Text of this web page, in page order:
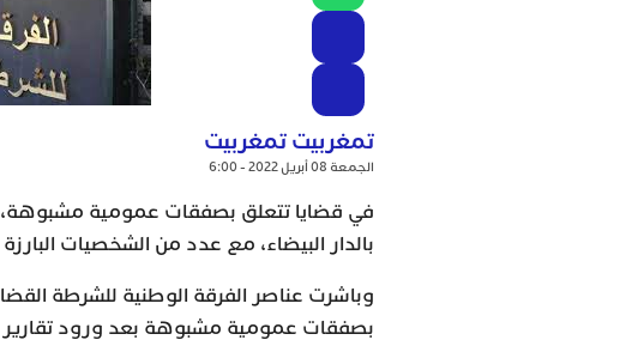
تمغربيت تمغربيت
الجمعة 08 أبريل 2022 - 6:00
في قضايا تتعلق بصفقات عمومية مشبوهة،
بالدار البيضاء، مع عدد من الشخصيات
وباشرت عناصر الفرقة الوطنية للشرطة
بصفقات عمومية مشبوهة بعد ورود تقارير